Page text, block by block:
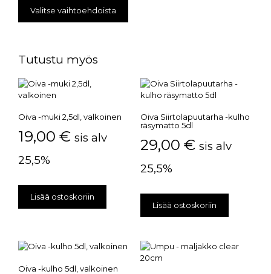
Valitse vaihtoehdoista
Tutustu myös
Oiva -muki 2,5dl, valkoinen
19,00 € sis alv
25,5%
Lisää ostoskoriin
Oiva Siirtolapuutarha -kulho
räsymatto 5dl
29,00 € sis alv
25,5%
Lisää ostoskoriin
Oiva -kulho 5dl, valkoinen